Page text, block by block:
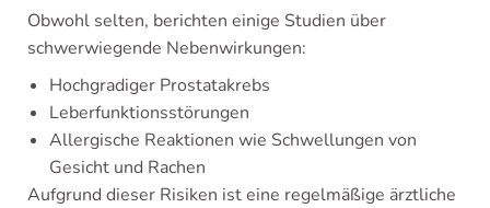
Obwohl selten, berichten einige Studien über
schwerwiegende Nebenwirkungen:
Hochgradiger Prostatakrebs
Leberfunktionsstörungen
Allergische Reaktionen wie Schwellungen von
Gesicht und Rachen
Aufgrund dieser Risiken ist eine regelmäßige ärztliche